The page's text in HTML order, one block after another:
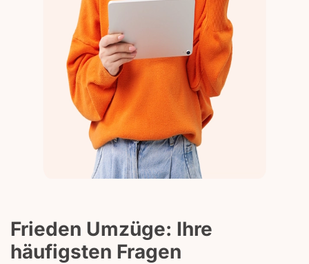
Frieden Umzüge: Ihre
häufigsten Fragen